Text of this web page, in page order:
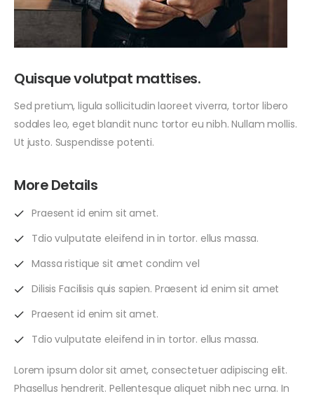
Quisque volutpat mattises.
Sed pretium, ligula sollicitudin laoreet viverra, tortor libero
sodales leo, eget blandit nunc tortor eu nibh. Nullam mollis.
Ut justo. Suspendisse potenti.
More Details
Praesent id enim sit amet.
Tdio vulputate eleifend in in tortor. ellus massa.
Massa ristique sit amet condim vel
Dilisis Facilisis quis sapien. Praesent id enim sit amet
Praesent id enim sit amet.
Tdio vulputate eleifend in in tortor. ellus massa.
Lorem ipsum dolor sit amet, consectetuer adipiscing elit.
Phasellus hendrerit. Pellentesque aliquet nibh nec urna. In